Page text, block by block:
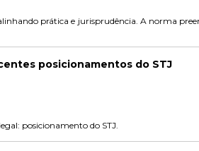
prática e jurisprudência. A norma
posicionamentos do STJ
posicionamento do STJ.